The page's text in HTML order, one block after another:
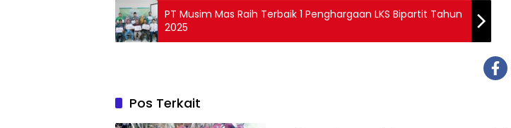
PT Musim Mas Raih Terbaik 1 Penghargaan LKS Bipartit Tahun
2025
Pos Terkait